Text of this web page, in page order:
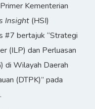
Kementerian
Insight (HSI)
#7 bertajuk “Strategi
(ILP) dan Perluasan
di Wilayah Daerah
(DTPK)” pada